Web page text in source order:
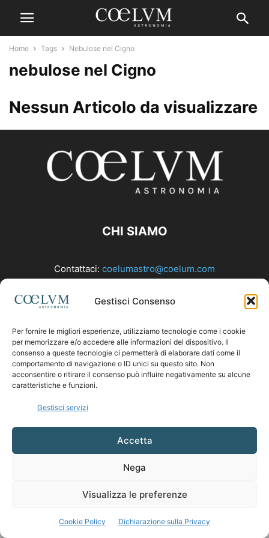
Gestisci Consenso
Per fornire le migliori esperienze, utilizziamo tecnologie come i cookie
per memorizzare e/o accedere alle informazioni del dispositivo. Il
consenso a queste tecnologie ci permetterà di elaborare dati come il
comportamento di navigazione o ID unici su questo sito. Non
acconsentire o ritirare il consenso può influire negativamente su alcune
caratteristiche e funzioni.
Gestisci servizi
Accetta
Nega
Visualizza le preferenze
Cookie Policy Dichiarazione sulla Privacy
Home Tags Nebulose nel Cigno
nebulose nel Cigno
Nessun Articolo da visualizzare
CHI SIAMO
Contattaci: coelumastro@coelum.com
SEGUICI